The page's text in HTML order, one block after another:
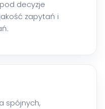
decyzje
zapytań i
spójnych,